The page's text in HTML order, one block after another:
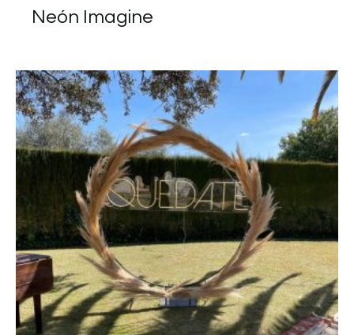
Neón Imagine